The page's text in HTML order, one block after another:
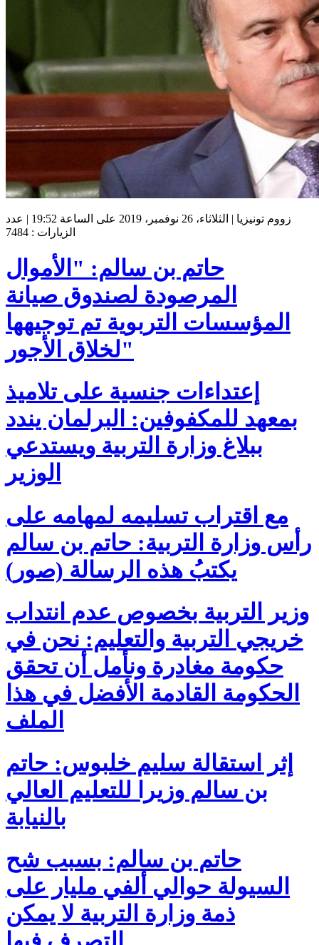
زووم تونيزيا | الثلاثاء، 26 نوفمبر، 2019 على الساعة 19:52 | عدد
الزيارات : 7484
حاتم بن سالم: "الأموال
المرصودة لصندوق صيانة
المؤسسات التربوية تم توجيهها
لخلاق الأجور"
إعتداءات جنسية على تلاميذ
بمعهد للمكفوفين: البرلمان يندد
ببلاغ وزارة التربية ويستدعي
الوزير
مع اقتراب تسليمه لمهامه على
رأس وزارة التربية: حاتم بن سالم
يكتبُ هذه الرسالة (صور)
وزير التربية بخصوص عدم انتداب
خريجي التربية والتعليم: نحن في
حكومة مغادرة ونأمل أن تحقق
الحكومة القادمة الأفضل في هذا
الملف
إثر استقالة سليم خلبوس: حاتم
بن سالم وزيرا للتعليم العالي
بالنيابة
حاتم بن سالم: بسبب شح
السيولة حوالي ألفي مليار على
ذمة وزارة التربية لا يمكن